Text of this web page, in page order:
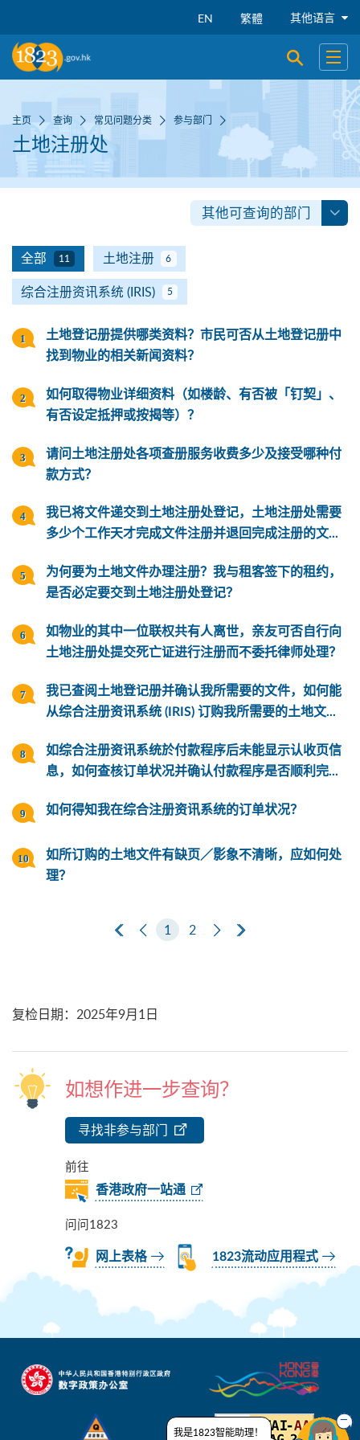
EN 繁體 其他语言
开启搜寻
开启
主页 查询 常见问题分类 参与部门
土地注册处
其他可查询的部门
全部 11 土地注册 6
综合注册资讯系统 (IRIS) 5
土地登记册提供哪类资料？市民可否从土地登记册中
找到物业的相关新闻资料？
如何取得物业详细资料（如楼龄、有否被「钉契」、
有否设定抵押或按揭等）？
请问土地注册处各项查册服务收费多少及接受哪种付
款方式？
我已将文件递交到土地注册处登记，土地注册处需要
多少个工作天才完成文件注册并退回完成注册的文...
为何要为土地文件办理注册？我与租客签下的租约，
是否必定要交到土地注册处登记？
如物业的其中一位联权共有人离世，亲友可否自行向
土地注册处提交死亡证进行注册而不委托律师处理？
我已查阅土地登记册并确认我所需要的文件，如何能
从综合注册资讯系统 (IRIS) 订购我所需要的土地文...
如综合注册资讯系统於付款程序后未能显示认收页信
息，如何查核订单状况并确认付款程序是否顺利完...
如何得知我在综合注册资讯系统的订单状况？
如所订购的土地文件有缺页／影象不清晰，应如何处
理？
第一页上一页
1 2 下一页最后一页
复检日期： 2025年9月1日
如想作进一步查询？
寻找非参与部门
前往
香港政府一站通
问问1823
网上表格 1823流动应用程式
我是1823智能助理！